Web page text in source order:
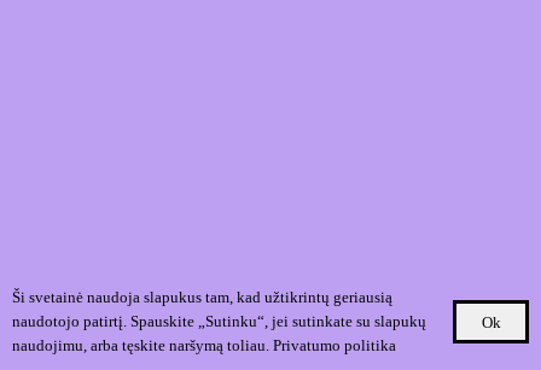
Ši svetainė naudoja slapukus tam, kad užtikrintų geriausią
naudotojo patirtį. Spauskite „Sutinku“, jei sutinkate su slapukų
naudojimu, arba tęskite naršymą toliau. Privatumo politika
Ok